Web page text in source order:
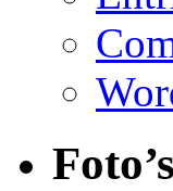
Foto’s